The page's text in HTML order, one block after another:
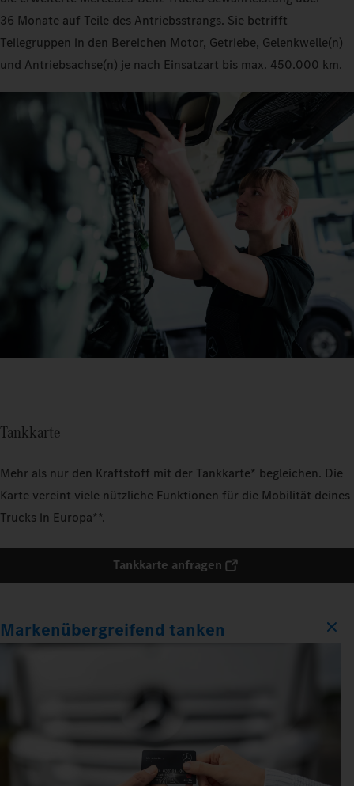
36 Monate auf Teile des Antriebsstrangs. Sie betrifft
Teilegruppen in den Bereichen Motor, Getriebe, Gelenkwelle(n)
und Antriebsachse(n) je nach Einsatzart bis max. 450.000 km.
Tankkarte
Mehr als nur den Kraftstoff mit der Tankkarte* begleichen. Die
Karte vereint viele nützliche Funktionen für die Mobilität deines
Trucks in Europa**.
Tankkarte anfragen
Markenübergreifend tanken